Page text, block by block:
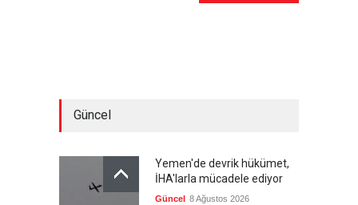
Güncel
Yemen'de devrik hükümet,
İHA'larla mücadele ediyor
Güncel 8 Ağustos 2026